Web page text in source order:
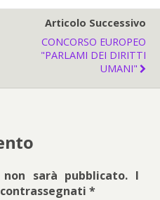
Articolo Successivo
CONCORSO EUROPEO
"PARLAMI DEI DIRITTI
UMANI"
sarà pubblicato. I
*